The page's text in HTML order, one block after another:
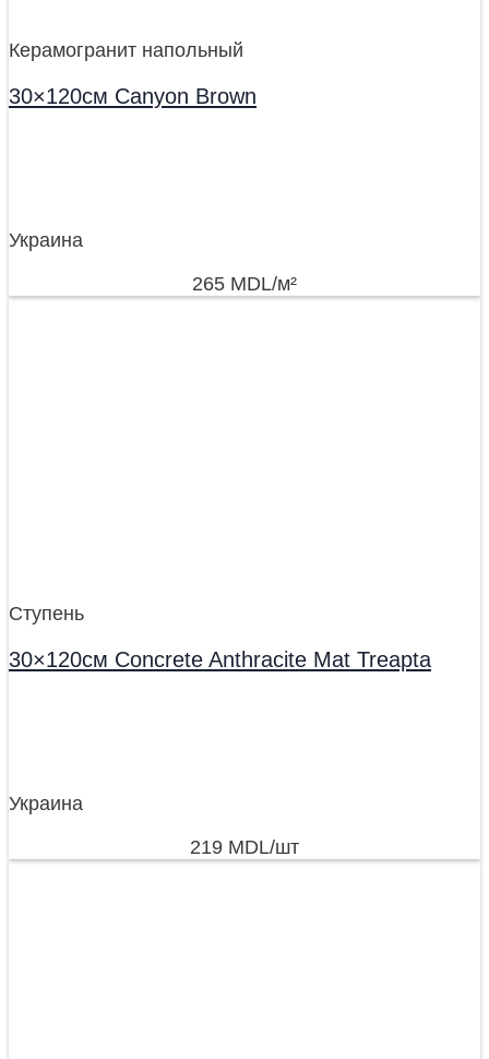
Керамогранит напольный
30×120см Canyon Brown
Украина
265 MDL/м²
Ступень
30×120см Concrete Anthracite Mat Treapta
Украина
219 MDL/шт